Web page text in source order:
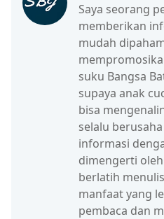
Saya seorang
memberikan
mudah
suku Bangsa
supaya anak
bisa
selalu
informasi
dimengerti
berlatih
manfaat yang
pembaca dan